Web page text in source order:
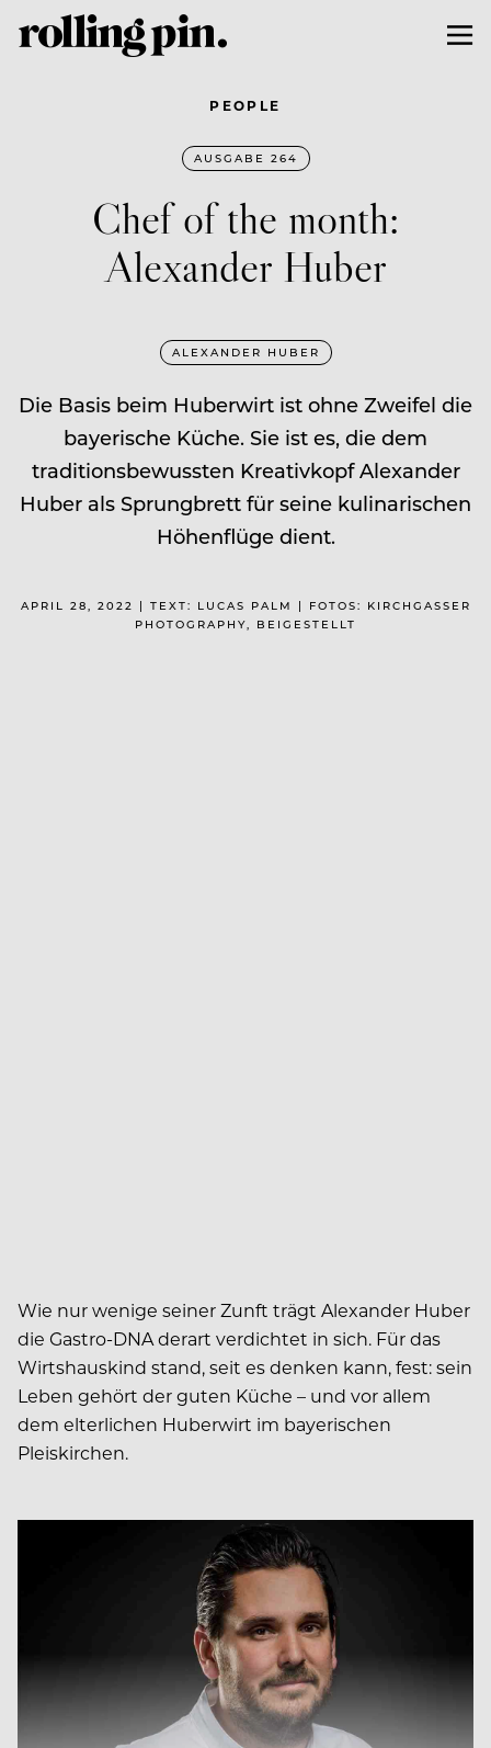
PEOPLE
AUSGABE 264
Chef of the month:
Alexander Huber
ALEXANDER HUBER
Die Basis beim Huberwirt ist ohne Zweifel die
bayerische Küche. Sie ist es, die dem
traditionsbewussten Kreativkopf Alexander
Huber als Sprungbrett für seine kulinarischen
Höhenflüge dient.
APRIL 28, 2022 | TEXT: LUCAS PALM | FOTOS: KIRCHGASSER
PHOTOGRAPHY, BEIGESTELLT
Wie nur wenige seiner Zunft trägt Alexander Huber
die Gastro-DNA derart verdichtet in sich. Für das
Wirtshauskind stand, seit es denken kann, fest: sein
Leben gehört der guten Küche – und vor allem
dem elterlichen Huberwirt im bayerischen
Pleiskirchen.